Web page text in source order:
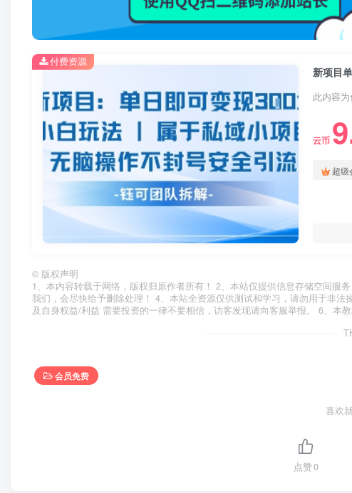
新项目
此内容
云币
超级
付费资源
© 版权声明
1、本内容转载于网络，版权归原作者所有！ 2、本站仅提供信息存储空间服
我们，会尽快给予删除处理！ 4、本站全资源仅供测试和学习，请勿用于非
及自身权益/利益 需要投资的一律不要相信，访客发现请向客服举报。 6、本
会员免费
喜欢
点赞0